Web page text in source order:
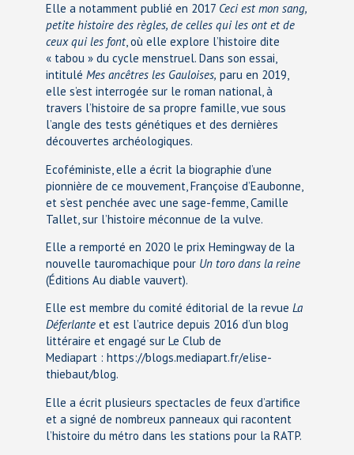
Elle a notamment publié en 2017 Ceci est mon sang,
petite histoire des règles, de celles qui les ont et de
ceux qui les font, où elle explore l’histoire dite
« tabou » du cycle menstruel. Dans son essai,
intituléMes ancêtres les Gauloises, paru en 2019,
elle s’est interrogée sur le roman national, à
travers l’histoire de sa propre famille, vue sous
l’angle des tests génétiques et des dernières
découvertes archéologiques.
Ecoféministe, elle a écrit la biographie d’une
pionnière de ce mouvement, Françoise d’Eaubonne,
et s’est penchée avec une sage-femme, Camille
Tallet, sur l’histoire méconnue de la vulve.
Elle a remporté en 2020 le prix Hemingway de la
nouvelle tauromachique pour Un toro dans la reine
(Éditions Au diable vauvert).
Elle est membre du comité éditorial de la revueLa
Déferlante et est l’autrice depuis 2016 d’un blog
littéraire et engagé sur Le Club de
Mediapart : https://blogs.mediapart.fr/elise-
thiebaut/blog.
Elle a écrit plusieurs spectacles de feux d’artifice
et a signé de nombreux panneaux qui racontent
l’histoire du métro dans les stations pour la RATP.